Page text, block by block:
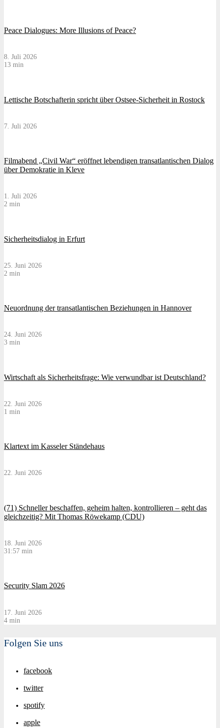
Peace Dialogues: More Illusions of Peace?
8. Juli 2026
13 min
Lettische Botschafterin spricht über Ostsee-Sicherheit in Rostock
7. Juli 2026
Filmabend „Civil War“ eröffnet lebendigen transatlantischen Dialog
über Demokratie in Kleve
1. Juli 2026
2 min
Sicherheitsdialog in Erfurt
25. Juni 2026
2 min
Neuordnung der transatlantischen Beziehungen in Hannover
24. Juni 2026
3 min
Wirtschaft als Sicherheitsfrage: Wie verwundbar ist Deutschland?
22. Juni 2026
1 min
Klartext im Kasseler Ständehaus
22. Juni 2026
(71) Schneller beschaffen, geheim halten, kontrollieren – geht das
gleichzeitig? Mit Thomas Röwekamp (CDU)
18. Juni 2026
31:57 min
Security Slam 2026
17. Juni 2026
4 min
Folgen Sie uns
facebook
twitter
spotify
apple